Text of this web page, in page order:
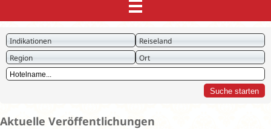
Indikationen
Reiseland
Region
Ort
Aktuelle Veröffentlichungen